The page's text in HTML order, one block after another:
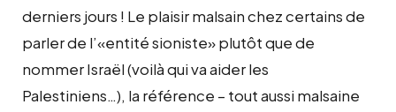
derniers jours ! Le plaisir malsain chez certains de
parler de l’«entité sioniste» plutôt que de
nommer Israël (voilà qui va aider les
Palestiniens…), la référence – tout aussi malsaine